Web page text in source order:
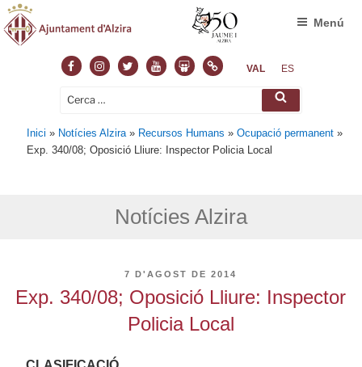
FacebookInstagram
TwitterYoutubeSlideshare
NormasVAL ES
Cerca: Cerca
Menú
Inici » Notícies Alzira » Recursos Humans »Ocupació permanent »
Exp. 340/08; Oposició Lliure: Inspector Policia Local
Notícies Alzira
PUBLICAT
7 D'AGOST DE 2014
Exp. 340/08; Oposició Lliure: Inspector
Policia Local